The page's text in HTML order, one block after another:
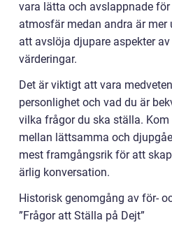
vara lätta och avslappnade
atmosfär medan andra är mer
att avslöja djupare aspekter
värderingar.
Det är viktigt att vara
personlighet och vad du är
vilka frågor du ska ställa.
mellan lättsamma och
mest framgångsrik för att
ärlig konversation.
Historisk genomgång av för-
”Frågor att Ställa på Dejt”